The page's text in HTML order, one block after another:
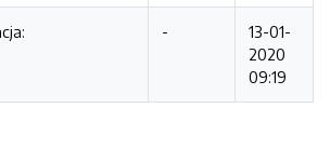
-
13-01-
2020
09:19